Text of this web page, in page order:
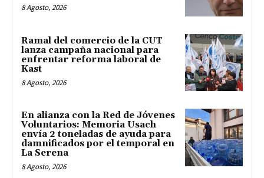
8 Agosto, 2026
Ramal del comercio de la CUT
lanza campaña nacional para
enfrentar reforma laboral de
Kast
8 Agosto, 2026
En alianza con la Red de Jóvenes
Voluntarios: Memoria Usach
envía 2 toneladas de ayuda para
damnificados por el temporal en
La Serena
8 Agosto, 2026